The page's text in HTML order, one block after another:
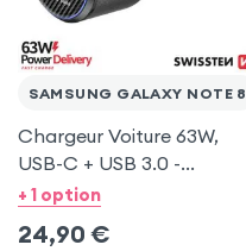
SAMSUNG GALAXY NOTE 8
Chargeur Voiture 63W,
USB-C + USB 3.0 -
Swissten pour Samsung
+ 1 option
24,90 €